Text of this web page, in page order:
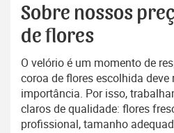
Sobre nossos
de flores
O velório é um momento de
coroa de flores escolhida deve
importância. Por isso,
claros de qualidade: flores
profissional, tamanho